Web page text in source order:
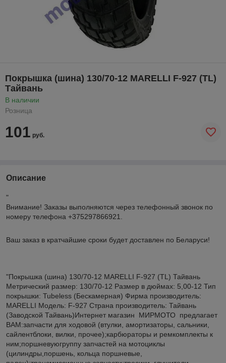
Покрышка (шина) 130/70-12 MARELLI F-927 (TL)
Тайвань
В наличии
Розница
101 руб.
Описание
"
Внимание! Заказы выполняются через телефонный звонок по
номеру телефона +375297866921.
Ваш заказ в кратчайшие сроки будет доставлен по Беларуси!
"Покрышка (шина) 130/70-12 MARELLI F-927 (TL) Тайвань
Метрический размер: 130/70-12 Размер в дюймах: 5,00-12 Тип
покрышки: Tubeless (Бескамерная) Фирма производитель:
MARELLI Модель: F-927 Страна производитель: Тайвань
(Заводской Тайвань)Интернет магазин МИРМОТО предлагает
ВАМ:запчасти для ходовой (втулки, амортизаторы, сальники,
сайлентблоки, вилки, прочее);карбюраторы и ремкомплекты к
ним;поршневуюгруппу запчастей на мотоциклы
(цилиндры,поршень, кольца поршневые,